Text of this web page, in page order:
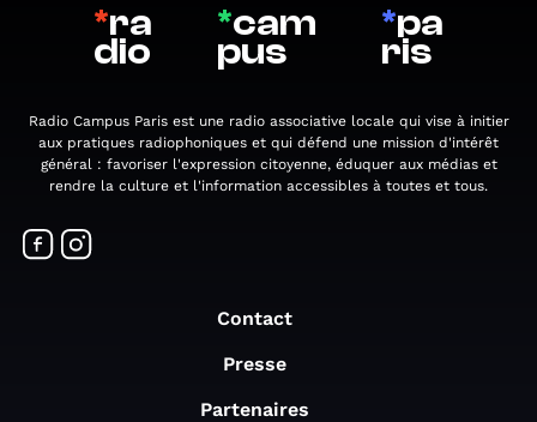
*ra
dio
*cam
pus
*pa
ris
Radio Campus Paris est une radio associative locale qui vise à initier
aux pratiques radiophoniques et qui défend une mission d'intérêt
général : favoriser l'expression citoyenne, éduquer aux médias et
rendre la culture et l'information accessibles à toutes et tous.
Contact
Presse
Partenaires